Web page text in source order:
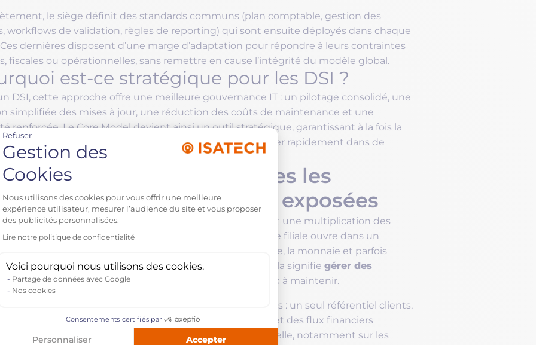
le siège définit des standards communs (plan comptable, gestion des
workflows de validation, règles de reporting) qui sont ensuite déployés dans chaque
dernières disposent d’une marge d’adaptation pour répondre à leurs contraintes
fiscales ou opérationnelles, sans remettre en cause l’intégrité du modèle global.
est-ce stratégique pour les DSI ?
DSI, cette approche offre une meilleure gouvernance IT : un pilotage consolidé, une
simplifiée des mises à jour, une réduction des coûts de maintenance et une
renforcée. Le Core Model devient ainsi un outil stratégique, garantissant à la fois la
des données et la capacité du groupe à se développer rapidement dans de
pays.
problématiques auxquelles les
multi-filiales sont exposées
d’une entreprise entraîne mécaniquement une multiplication des
des référentiels et des contraintes légales. Lorsqu’une filiale ouvre dans un
pays, elle doit composer avec la fiscalité locale, la langue, la monnaie et parfois
des pratiques commerciales différentes. Pour le siège, cela signifie gérer des
hétérogènes, difficiles à consolider et coûteux à maintenir.
Core Model répond à ces enjeux en unifiant les pratiques : un seul référentiel clients,
comptable harmonisé, des règles d’achats centralisées et des flux financiers
en temps réel. Cela facilite aussi les économies d’échelle, notamment sur les
Refuser
Gestion des
Cookies
Plateforme de Gestion du Consentement :
Nous utilisons des cookies pour vous offrir une meilleure
expérience utilisateur, mesurer l’audience du site et vous proposer
des publicités personnalisées.
Lire notre politique de confidentialité
Voici pourquoi nous utilisons des cookies.
Partage de données avec Google
Nos cookies
Consentements certifiés par
Personnaliser Accepter
Axeptio consent